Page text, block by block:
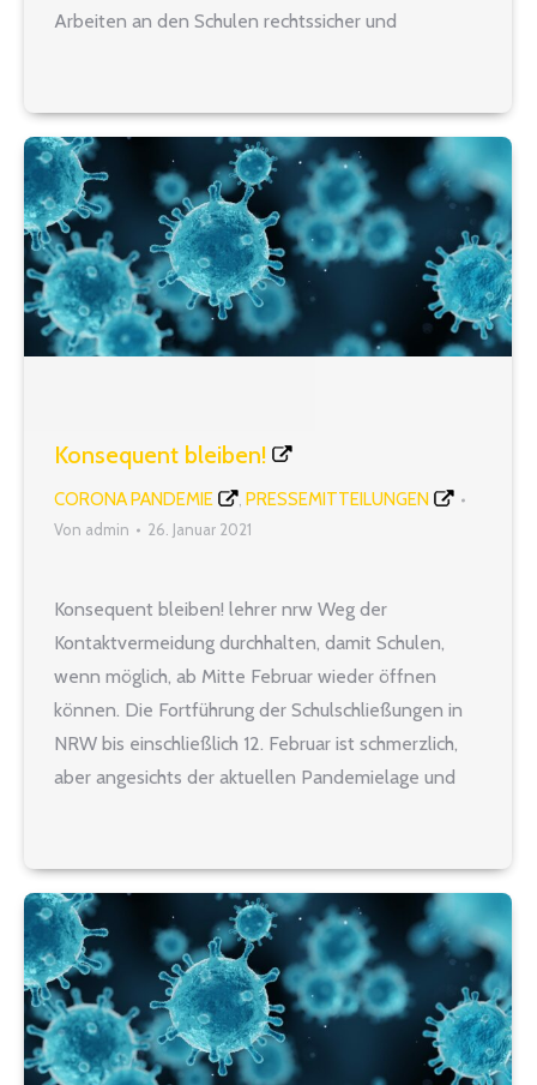
Arbeiten an den Schulen rechtssicher und
Schulsystem in Nordrhein-Westfalen die Ansprüche
an die Digitalisierung und an das…
Konsequent bleiben!
CORONA PANDEMIE PRESSEMITTEILUNGEN
Von admin 26. Januar 2021
Konsequent bleiben! lehrer nrw Weg der
Kontaktvermeidung durchhalten, damit Schulen,
wenn möglich, ab Mitte Februar wieder öffnen
können. Die Fortführung der Schulschließungen in
NRW bis einschließlich 12. Februar ist schmerzlich,
aber angesichts der aktuellen Pandemielage und
Bundesländer setzt NRW die Bund-Länder-
Beschlüsse zur Pandemie-Bekämpfung auch an…